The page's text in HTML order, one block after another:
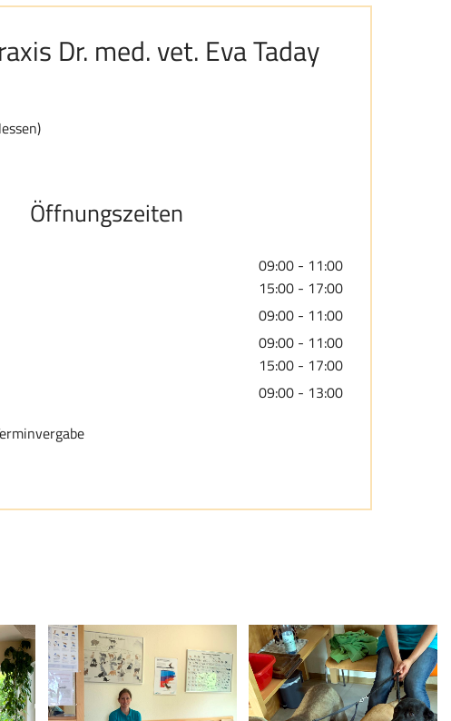
Dr. med. vet. Eva Taday
Öffnungszeiten
09:00 - 11:00
15:00 - 17:00
09:00 - 11:00
09:00 - 11:00
15:00 - 17:00
09:00 - 13:00